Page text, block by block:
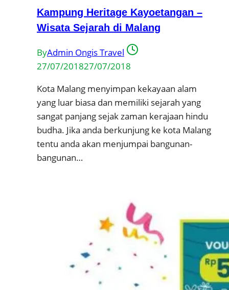
Kampung Heritage Kayoetangan –
Wisata Sejarah di Malang
ByAdmin Ongis Travel
27/07/201827/07/2018
Kota Malang menyimpan kekayaan alam
yang luar biasa dan memiliki sejarah yang
sangat panjang sejak zaman kerajaan hindu
budha. Jika anda berkunjung ke kota Malang
tentu anda akan menjumpai bangunan-
bangunan…